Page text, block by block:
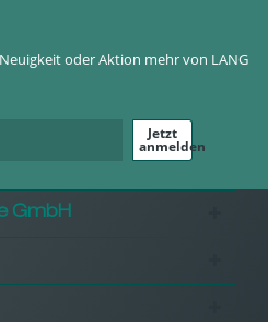
oder Aktion mehr von LANG
Jetzt
anmelden
GmbH